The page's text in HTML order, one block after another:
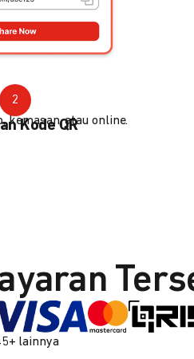
2
Kode QR
kemasan, atau online.
lainnya